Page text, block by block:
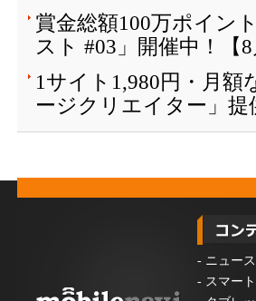
賞金総額100万ポイン
スト #03」開催中！【8
1サイト1,980円・月
ージクリエイター」提
- ニュース
- スマー